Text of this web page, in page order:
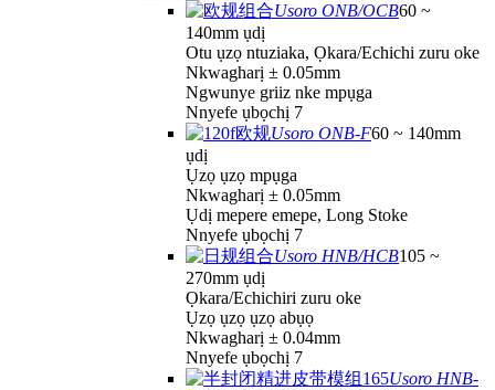
Usoro ONB/OCB60 ~
140mm ụdị
Otu ụzọ ntuziaka, Ọkara/Echichi zuru oke
Nkwagharị ± 0.05mm
Ngwunye griiz nke mpụga
Nnyefe ụbọchị 7
Usoro ONB-F60 ~ 140mm
ụdị
Ụzọ ụzọ mpụga
Nkwagharị ± 0.05mm
Ụdị mepere emepe, Long Stoke
Nnyefe ụbọchị 7
Usoro HNB/HCB105 ~
270mm ụdị
Ọkara/Echichiri zuru oke
Ụzọ ụzọ ụzọ abụọ
Nkwagharị ± 0.04mm
Nnyefe ụbọchị 7
Usoro HNB-